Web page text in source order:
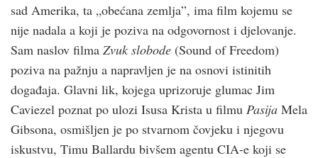
sad Amerika, ta „obećana zemlja”, ima film kojemu se
nije nadala a koji je poziva na odgovornost i djelovanje.
Sam naslov filma Zvuk slobode (Sound of Freedom)
poziva na pažnju a napravljen je na osnovi istinitih
događaja. Glavni lik, kojega uprizoruje glumac Jim
Caviezel poznat po ulozi Isusa Krista u filmu Pasija Mela
Gibsona, osmišljen je po stvarnom čovjeku i njegovu
iskustvu, Timu Ballardu bivšem agentu CIA-e koji se